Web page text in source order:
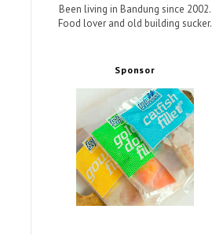
Been living in Bandung since 2002.
Food lover and old building sucker.
Sponsor